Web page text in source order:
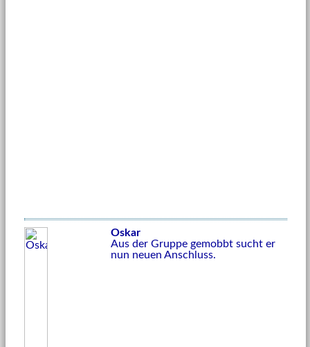
Oskar
Aus der Gruppe gemobbt sucht er
nun neuen Anschluss.